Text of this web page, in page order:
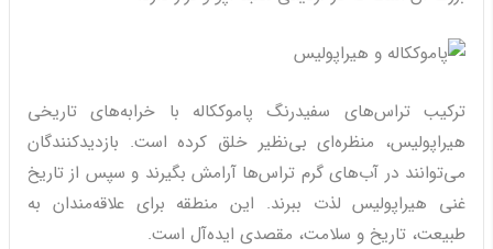
ترکیب تراس‌های سفیدرنگ پاموککاله با خرابه‌های تاریخی
هیراپولیس، منظره‌ای بی‌نظیر خلق کرده است. بازدیدکنندگان
می‌توانند در آب‌های گرم تراس‌ها آرامش بگیرند و سپس از تاریخ
غنی هیراپولیس لذت ببرند. این منطقه برای علاقه‌مندان به
طبیعت، تاریخ و سلامت، مقصدی ایده‌آل است.